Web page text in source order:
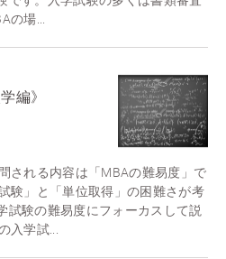
の場...
編》
される内容は「MBAの難易度」で
験」と「単位取得」の困難さが考
試験の難易度にフォーカスして説
入学試...